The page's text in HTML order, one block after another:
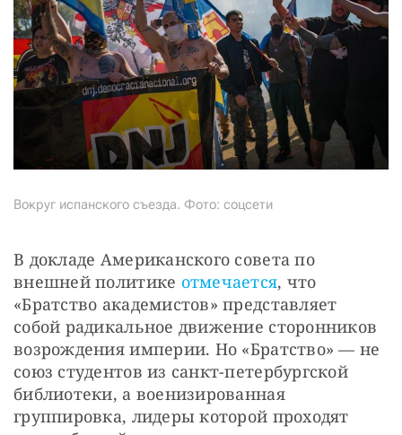
Вокруг испанского съезда. Фото: соцсети
В докладе Американского совета по
внешней политике отмечается, что
«Братство академистов» представляет
собой радикальное движение сторонников
возрождения империи. Но «Братство» — не
союз студентов из санкт-петербургской
библиотеки, а военизированная
группировка, лидеры которой проходят